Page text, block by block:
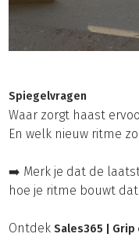
Spiegelvragen
Waar zorgt haast
En welk nieuw ritme
➡️ Merk je dat de
hoe je ritme bouwt
Ontdek Sales365 | Grip